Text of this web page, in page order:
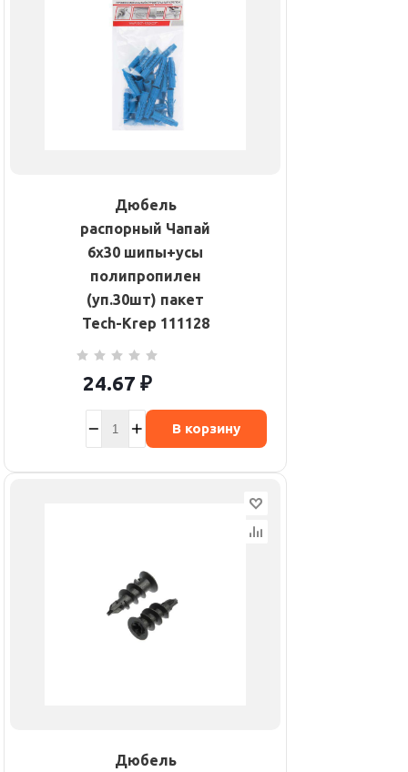
Дюбель
распорный Чапай
6х30 шипы+усы
полипропилен
(уп.30шт) пакет
Tech-Krep 111128
24.67 ₽
В корзину
Дюбель